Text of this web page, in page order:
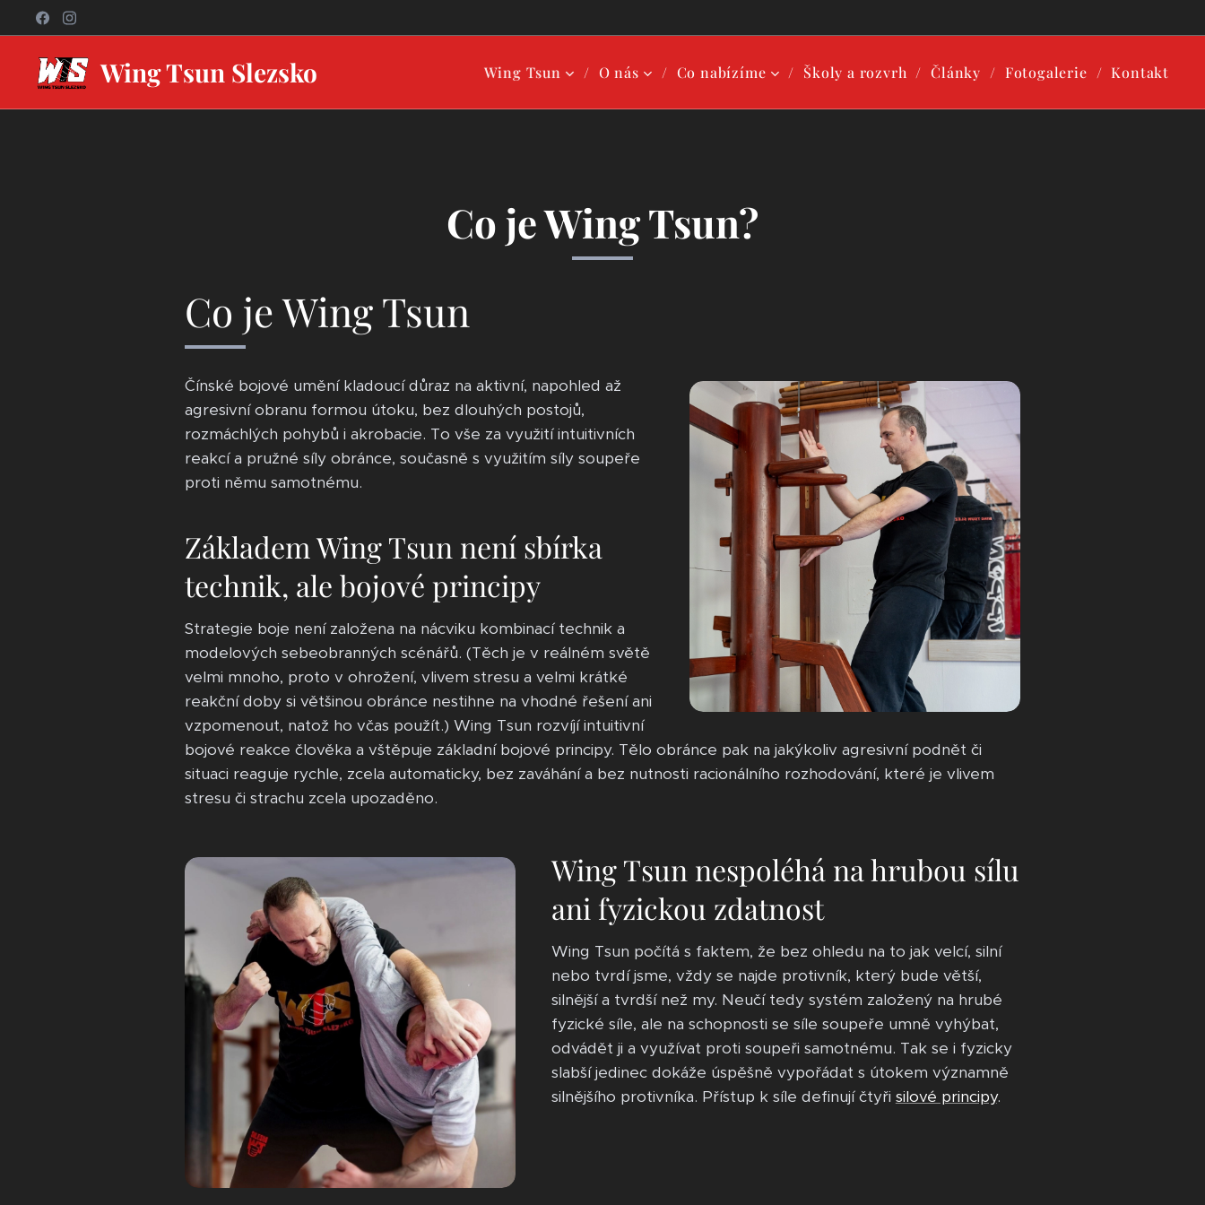
Wing Tsun Slezsko Wing Tsun O nás Co nabízíme Školy a rozvrh Články Fotogalerie Kontakt
Co je Wing Tsun?
Co je Wing Tsun
Čínské bojové umění kladoucí důraz na aktivní, napohled až
agresivní obranu formou útoku, bez dlouhých postojů,
rozmáchlých pohybů i akrobacie. To vše za využití intuitivních
reakcí a pružné síly obránce, současně s využitím síly soupeře
proti němu samotnému.
Základem Wing Tsun není sbírka
technik, ale bojové principy
Strategie boje není založena na nácviku kombinací technik a
modelových sebeobranných scénářů. (Těch je v reálném světě
velmi mnoho, proto v ohrožení, vlivem stresu a velmi krátké
reakční doby si většinou obránce nestihne na vhodné řešení ani
vzpomenout, natož ho včas použít.) Wing Tsun rozvíjí intuitivní
bojové reakce člověka a vštěpuje základní bojové principy. Tělo obránce pak na jakýkoliv agresivní podnět či
situaci reaguje rychle, zcela automaticky, bez zaváhání a bez nutnosti racionálního rozhodování, které je vlivem
stresu či strachu zcela upozaděno.
Wing Tsun nespoléhá na hrubou sílu
ani fyzickou zdatnost
Wing Tsun počítá s faktem, že bez ohledu na to jak velcí, silní
nebo tvrdí jsme, vždy se najde protivník, který bude větší,
silnější a tvrdší než my. Neučí tedy systém založený na hrubé
fyzické síle, ale na schopnosti se síle soupeře umně vyhýbat,
odvádět ji a využívat proti soupeři samotnému. Tak se i fyzicky
slabší jedinec dokáže úspěšně vypořádat s útokem významně
silnějšího protivníka. Přístup k síle definují čtyři silové principy.